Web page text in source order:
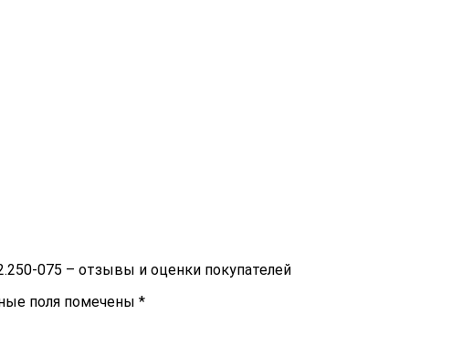
075 – отзывы и оценки покупателей
поля помечены *